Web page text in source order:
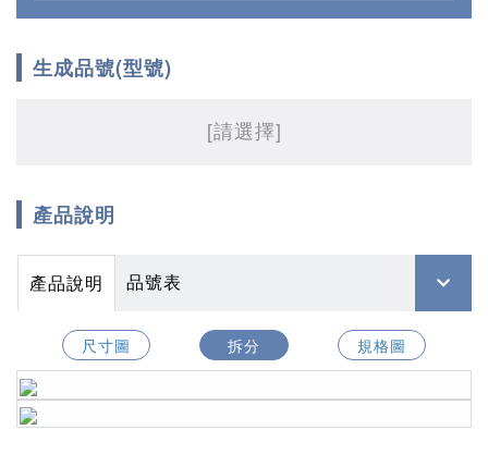
生成品號(型號)
[請選擇]
產品說明
產品說明 品號表
尺寸圖 拆分 規格圖